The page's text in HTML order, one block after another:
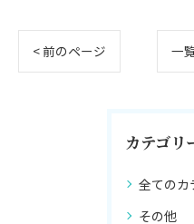
< 前のページ 一
カテゴリ
全てのカ
その他